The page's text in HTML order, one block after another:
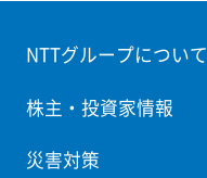
NTTグループについて
株主・投資家情報
災害対策